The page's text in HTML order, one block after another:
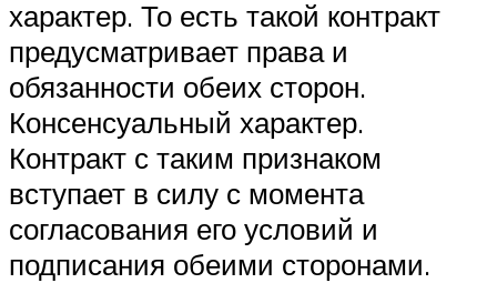
характер. То есть такой контракт
предусматривает права и
обязанности обеих сторон.
Консенсуальный характер.
Контракт с таким признаком
вступает в силу с момента
согласования его условий и
подписания обеими сторонами.